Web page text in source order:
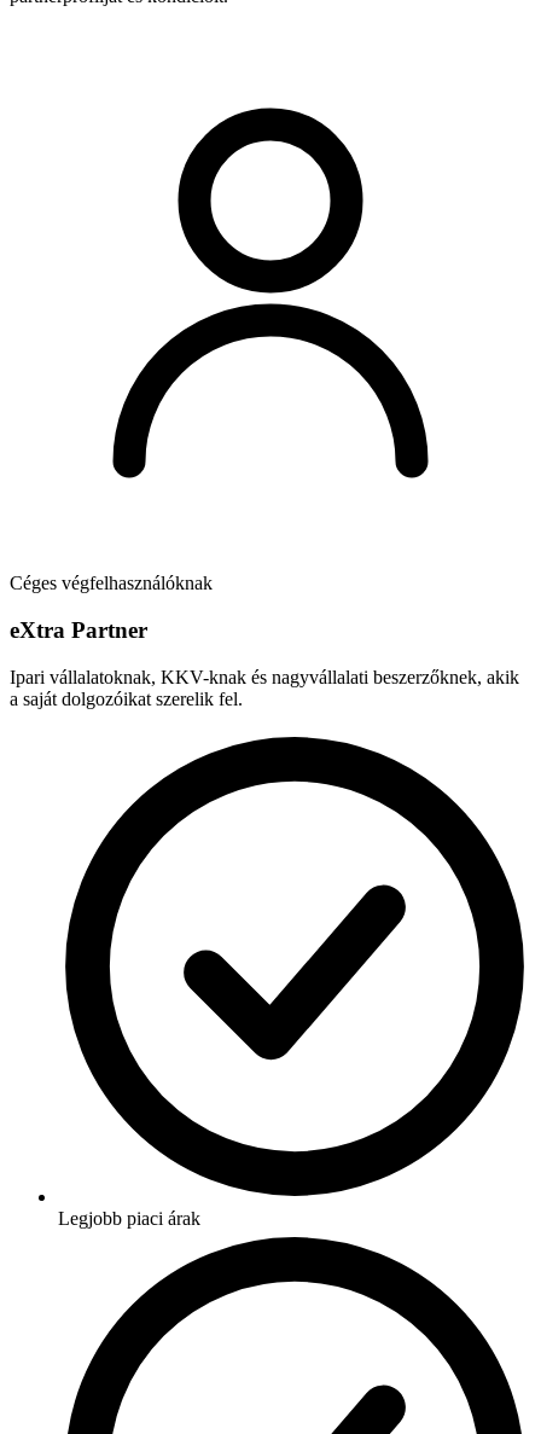
Céges végfelhasználóknak
eXtra Partner
Ipari vállalatoknak, KKV-knak és nagyvállalati beszerzőknek, akik
a saját dolgozóikat szerelik fel.
Legjobb piaci árak